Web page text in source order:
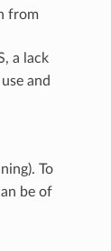
from
a lack
and
To
be of